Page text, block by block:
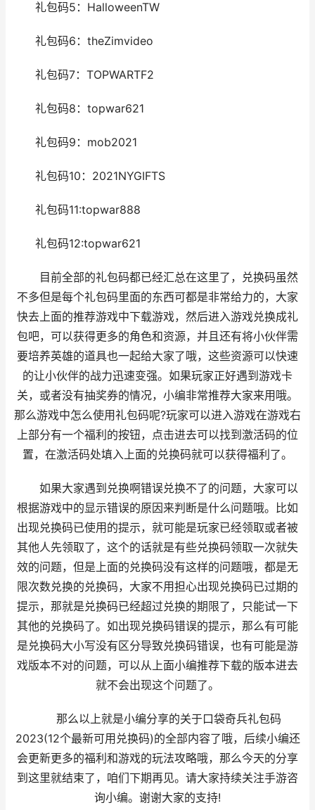
礼包码5：HalloweenTW
礼包码6：theZimvideo
礼包码7：TOPWARTF2
礼包码8：topwar621
礼包码9：mob2021
礼包码10：2021NYGIFTS
礼包码11:topwar888
礼包码12:topwar621
目前全部的礼包码都已经汇总在这里了，兑换码虽然
不多但是每个礼包码里面的东西可都是非常给力的，大家
快去上面的推荐游戏中下载游戏，然后进入游戏兑换成礼
包吧，可以获得更多的角色和资源，并且还有将小伙伴需
要培养英雄的道具也一起给大家了哦，这些资源可以快速
的让小伙伴的战力迅速变强。如果玩家正好遇到游戏卡
关，或者没有抽奖券的情况，小编非常推荐大家来用哦。
那么游戏中怎么使用礼包码呢?玩家可以进入游戏在游戏右
上部分有一个福利的按钮，点击进去可以找到激活码的位
置，在激活码处填入上面的兑换码就可以获得福利了。
如果大家遇到兑换啊错误兑换不了的问题，大家可以
根据游戏中的显示错误的原因来判断是什么问题哦。比如
出现兑换码已使用的提示，就可能是玩家已经领取或者被
其他人先领取了，这个的话就是有些兑换码领取一次就失
效的问题，但是上面的兑换码没有这样的问题哦，都是无
限次数兑换的兑换码，大家不用担心出现兑换码已过期的
提示，那就是兑换码已经超过兑换的期限了，只能试一下
其他的兑换码了。如出现兑换码错误的提示，那么有可能
是兑换码大小写没有区分导致兑换码错误，也有可能是游
戏版本不对的问题，可以从上面小编推荐下载的版本进去
就不会出现这个问题了。
那么以上就是小编分享的关于口袋奇兵礼包码
2023(12个最新可用兑换码)的全部内容了哦，后续小编还
会更新更多的福利和游戏的玩法攻略哦，那么今天的分享
到这里就结束了，咱们下期再见。请大家持续关注手游咨
询小编。谢谢大家的支持!